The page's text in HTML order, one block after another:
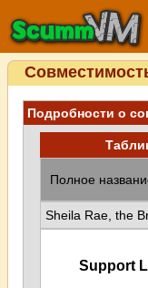
Подробности о
Полное
Sheila Rae, the
Support